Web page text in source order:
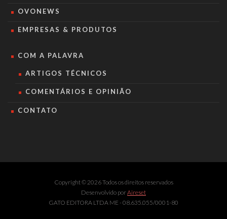
OVONEWS
EMPRESAS & PRODUTOS
COM A PALAVRA
ARTIGOS TÉCNICOS
COMENTÁRIOS E OPINIÃO
CONTATO
Copyright © 2026 Todos os direitos reservados
Desenvolvido porAireset
GATO EDITORA LTDA ME - 08.635.055/0001-80